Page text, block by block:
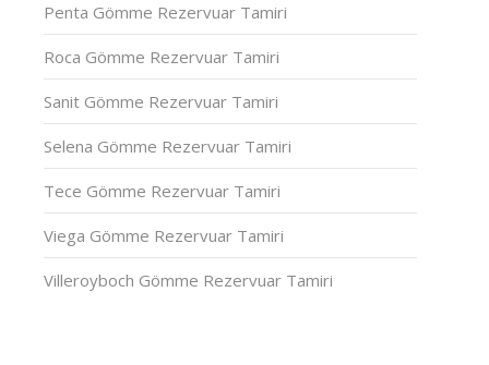
Penta Gömme Rezervuar Tamiri
Roca Gömme Rezervuar Tamiri
Sanit Gömme Rezervuar Tamiri
Selena Gömme Rezervuar Tamiri
Tece Gömme Rezervuar Tamiri
Viega Gömme Rezervuar Tamiri
Villeroyboch Gömme Rezervuar Tamiri